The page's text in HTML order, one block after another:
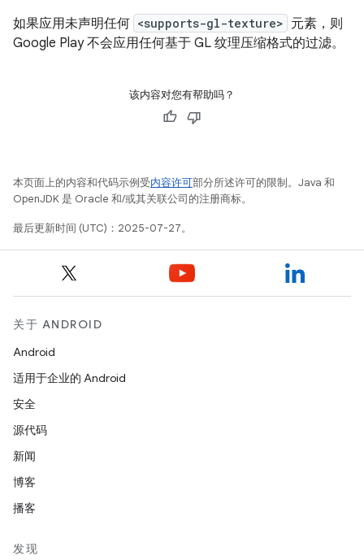
如果应用未声明任何 <supports-gl-texture> 元素，则
Google Play 不会应用任何基于 GL 纹理压缩格式的过滤。
该内容对您有帮助吗？
本页面上的内容和代码示例受内容许可部分所述许可的限制。Java 和
OpenJDK 是 Oracle 和/或其关联公司的注册商标。
最后更新时间 (UTC)：2025-07-27。
关于 ANDROID
Android
适用于企业的 Android
安全
源代码
新闻
博客
播客
发现